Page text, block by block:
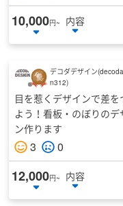
10,000円~
内容
デコダデザイン(
n312)
目を惹くデザインで差を
よう！看板・のぼりのデ
ン作ります
3 0
12,000円~
内容